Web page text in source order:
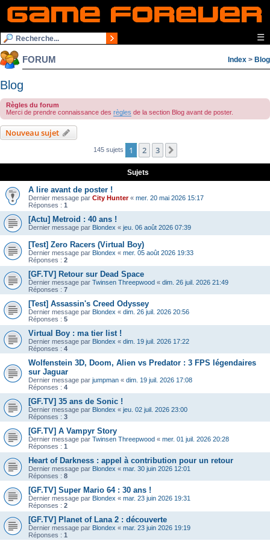
☰
FORUM Index > Blog
Blog
Règles du forum
Merci de prendre connaissance des règles de la section Blog avant de poster.
Nouveau sujet
145 sujets 1 2 3
Sujets
A lire avant de poster !
Dernier message par City Hunter« mer. 20 mai 2026 15:17
Réponses : 1
[Actu] Metroid : 40 ans !
Dernier message par Blondex « jeu. 06 août 2026 07:39
[Test] Zero Racers (Virtual Boy)
Dernier message par Blondex « mer. 05 août 2026 19:33
Réponses : 2
[GF.TV] Retour sur Dead Space
Dernier message par Twinsen Threepwood « dim. 26 juil. 2026 21:49
Réponses : 7
[Test] Assassin's Creed Odyssey
Dernier message par Blondex « dim. 26 juil. 2026 20:56
Réponses : 5
Virtual Boy : ma tier list !
Dernier message par Blondex « dim. 19 juil. 2026 17:22
Réponses : 4
Wolfenstein 3D, Doom, Alien vs Predator : 3 FPS légendaires
sur Jaguar
Dernier message par jumpman « dim. 19 juil. 2026 17:08
Réponses : 4
[GF.TV] 35 ans de Sonic !
Dernier message par Blondex « jeu. 02 juil. 2026 23:00
Réponses : 3
[GF.TV] A Vampyr Story
Dernier message par Twinsen Threepwood « mer. 01 juil. 2026 20:28
Réponses : 1
Heart of Darkness : appel à contribution pour un retour
Dernier message par Blondex « mar. 30 juin 2026 12:01
Réponses : 8
[GF.TV] Super Mario 64 : 30 ans !
Dernier message par Blondex « mar. 23 juin 2026 19:31
Réponses : 2
[GF.TV] Planet of Lana 2 : découverte
Dernier message par Blondex « mar. 23 juin 2026 19:19
Réponses : 1